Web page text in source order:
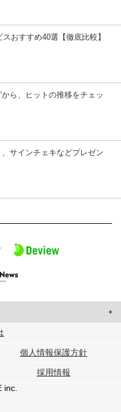
おすすめ40選【徹底比較】
ら、ヒットの推移をチェッ
サインチェキなどプレゼン
に合わせたコンテンツや広告の
ーに提供しています。
トナーに提供した他の情報や、
ときに収集した他の情報を組み
個人情報保護方針
採用情報
inc.